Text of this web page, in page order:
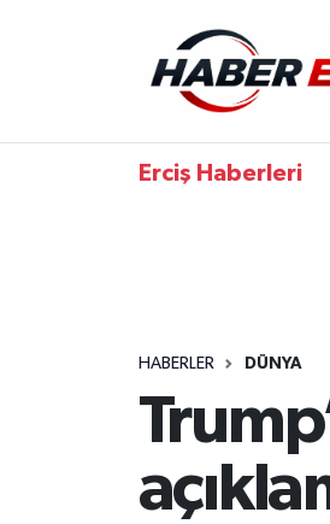
Erciş Haberleri
HABERLER DÜNYA